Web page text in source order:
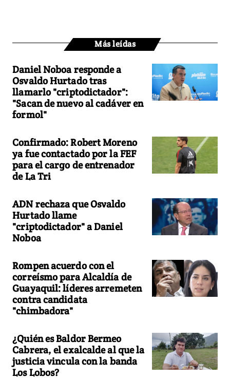
Más leídas
Daniel Noboa responde a
Osvaldo Hurtado tras
llamarlo "criptodictador":
"Sacan de nuevo al cadáver en
formol"
Confirmado: Robert Moreno
ya fue contactado por la FEF
para el cargo de entrenador
de La Tri
ADN rechaza que Osvaldo
Hurtado llame
"criptodictador" a Daniel
Noboa
Rompen acuerdo con el
correísmo para Alcaldía de
Guayaquil: líderes arremeten
contra candidata
"chimbadora"
¿Quién es Baldor Bermeo
Cabrera, el exalcalde al que la
justicia vincula con la banda
Los Lobos?